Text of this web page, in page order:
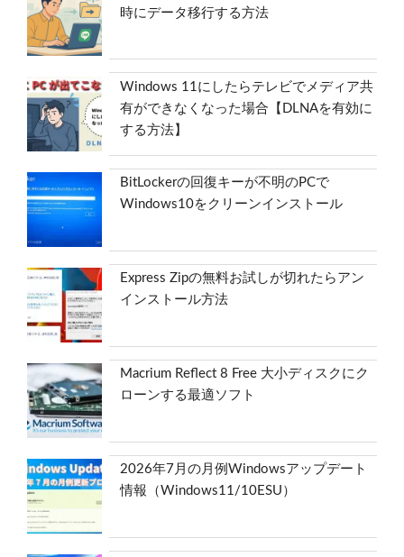
時にデータ移行する方法
Windows 11にしたらテレビでメディア共
有ができなくなった場合【DLNAを有効に
する方法】
BitLockerの回復キーが不明のPCで
Windows10をクリーンインストール
Express Zipの無料お試しが切れたらアン
インストール方法
Macrium Reflect 8 Free 大小ディスクにク
ローンする最適ソフト
2026年7月の月例Windowsアップデート
情報（Windows11/10ESU）